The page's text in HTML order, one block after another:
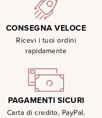
CONSEGNA VELOCE
Ricevi i tuoi ordini
rapidamente
PAGAMENTI SICURI
Carta di credito, PayPal,